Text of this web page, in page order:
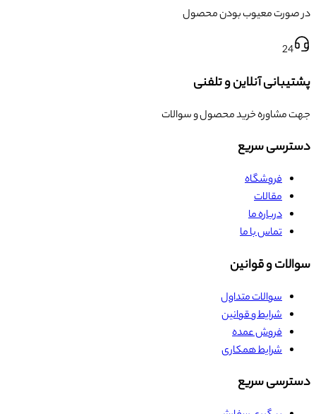
در صورت معیوب بودن محصول
24
پشتیبانی آنلاین و تلفنی
جهت مشاوره خرید محصول و سوالات
دسترسی سریع
فروشگاه
مقالات
درباره ما
تماس با ما
سوالات و قوانین
سوالات متداول
شرایط و قوانین
فروش عمده
شرایط همکاری
دسترسی سریع